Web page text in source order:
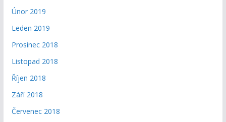
Únor 2019
Leden 2019
Prosinec 2018
Listopad 2018
Říjen 2018
Září 2018
Červenec 2018